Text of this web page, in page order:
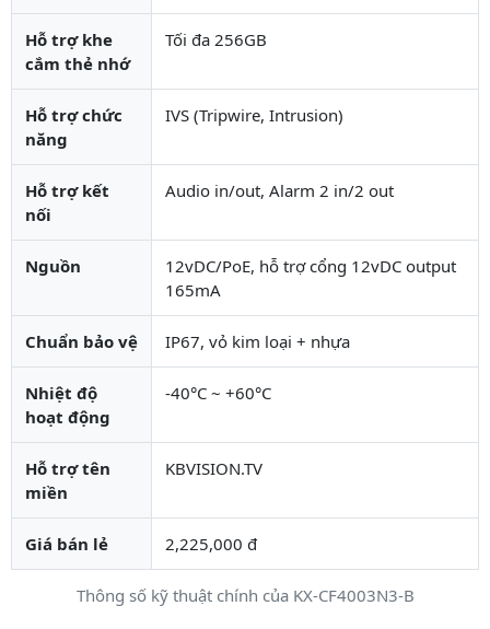
Thông số kỹ thuật chính của KX-CF4003N3-B
Hỗ trợ khe
cắm thẻ nhớ
Tối đa 256GB
Hỗ trợ chức
năng
IVS (Tripwire, Intrusion)
Hỗ trợ kết
nối
Audio in/out, Alarm 2 in/2 out
Nguồn
12vDC/PoE, hỗ trợ cổng 12vDC output
165mA
Chuẩn bảo vệ IP67, vỏ kim loại + nhựa
Nhiệt độ
hoạt động
-40°C ~ +60°C
Hỗ trợ tên
miền
KBVISION.TV
Giá bán lẻ 2,225,000 đ